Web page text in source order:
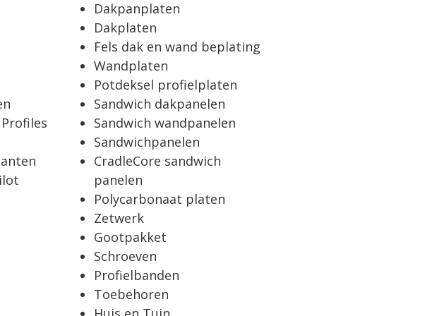
Dakpanplaten
Dakplaten
Fels dak en wand beplating
Wandplaten
Potdeksel profielplaten
Sandwich dakpanelen
Sandwich wandpanelen
Sandwichpanelen
CradleCore sandwich
panelen
Polycarbonaat platen
Zetwerk
Gootpakket
Schroeven
Profielbanden
Toebehoren